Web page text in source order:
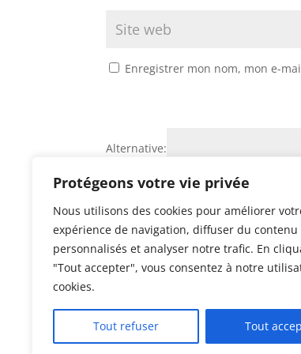
Protégeons votre vie privée
Nous utilisons des cookies pour améliorer
expérience de navigation, diffuser du contenu
personnalisés et analyser notre trafic. En
"Tout accepter", vous consentez à notre
cookies.
Tout refuser Tout
Enregistrer mon nom, mon e-
Alternative:
© Maigrirendouceur.com tous